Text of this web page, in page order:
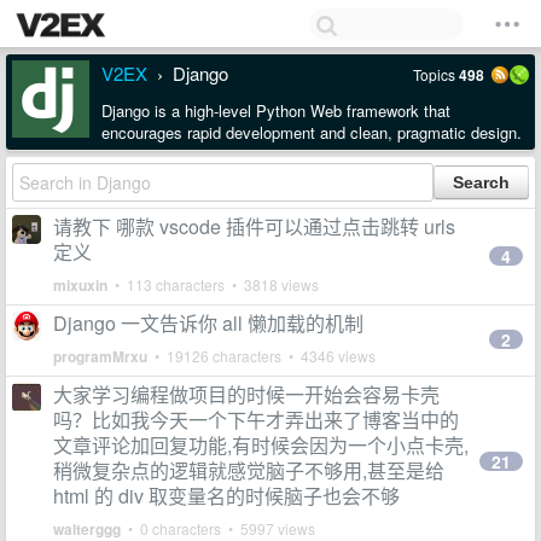
V2EX › Django Topics498
Django is a high-level Python Web framework that
encourages rapid development and clean, pragmatic design.
请教下 哪款 vscode 插件可以通过点击跳转 urls
定义
mixuxin • 113 characters • 3818 views
4
Django 一文告诉你 all 懒加载的机制
programMrxu • 19126 characters • 4346 views
2
大家学习编程做项目的时候一开始会容易卡壳
吗？比如我今天一个下午才弄出来了博客当中的
文章评论加回复功能,有时候会因为一个小点卡壳,
稍微复杂点的逻辑就感觉脑子不够用,甚至是给
html 的 div 取变量名的时候脑子也会不够
walterggg • 0 characters • 5997 views
21